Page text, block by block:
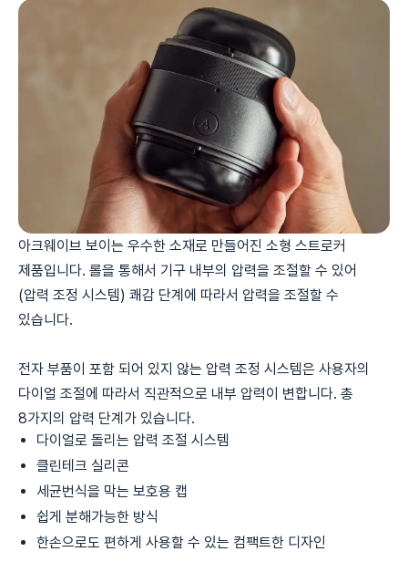
아크웨이브 보이는 우수한 소재로 만들어진 소형 스트로커
제품입니다. 롤을 통해서 기구 내부의 압력을 조절할 수 있어
(압력 조정 시스템) 쾌감 단계에 따라서 압력을 조절할 수
있습니다.
전자 부품이 포함 되어 있지 않는 압력 조정 시스템은 사용자의
다이얼 조절에 따라서 직관적으로 내부 압력이 변합니다. 총
8가지의 압력 단계가 있습니다.
다이얼로 돌리는 압력 조절 시스템
클린테크 실리콘
세균번식을 막는 보호용 캡
쉽게 분해가능한 방식
한손으로도 편하게 사용할 수 있는 컴팩트한 디자인